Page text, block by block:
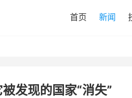
首页 新闻
发现的国家“消失”